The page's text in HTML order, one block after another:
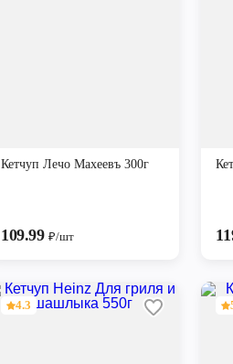
Кетчуп Лечо Махеевъ 300г
109.99₽/шт
4.3